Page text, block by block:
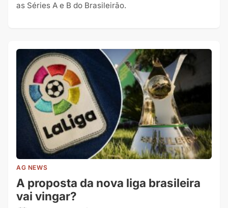
as Séries A e B do Brasileirão.
AG NEWS
A proposta da nova liga brasileira
vai vingar?